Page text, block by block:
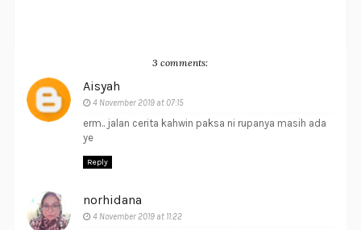
3 comments:
Aisyah
4 November 2019 at 07:15
erm.. jalan cerita kahwin paksa ni rupanya masih ada
ye
Reply
norhidana
4 November 2019 at 11:22